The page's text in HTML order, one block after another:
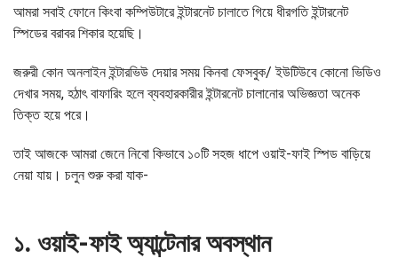
আমরা সবাই ফোনে কিংবা কম্পিউটারে ইন্টারনেট চালাতে গিয়ে ধীরগতি ইন্টারনেট
স্পিডের বরাবর শিকার হয়েছি।
জরুরী কোন অনলাইন ইন্টারভিউ দেয়ার সময় কিনবা ফেসবুক/ ইউটিউবে কোনো ভিডিও
দেখার সময়, হঠাৎ বাফারিং হলে ব্যবহারকারীর ইন্টারনেট চালানোর অভিজ্ঞতা অনেক
তিক্ত হয়ে পরে।
তাই আজকে আমরা জেনে নিবো কিভাবে ১০টি সহজ ধাপে ওয়াই-ফাই স্পিড বাড়িয়ে
নেয়া যায়। চলুন শুরু করা যাক-
১. ওয়াই-ফাই অ্যান্টেনার অবস্থান